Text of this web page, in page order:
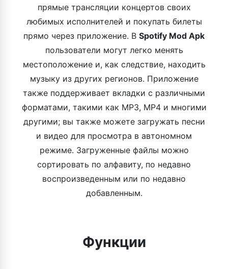
прямые трансляции концертов своих
любимых исполнителей и покупать билеты
прямо через приложение. В Spotify Mod Apk
пользователи могут легко менять
местоположение и, как следствие, находить
музыку из других регионов. Приложение
также поддерживает вкладки с различными
форматами, такими как MP3, MP4 и многими
другими; вы также можете загружать песни
и видео для просмотра в автономном
режиме. Загруженные файлы можно
сортировать по алфавиту, по недавно
воспроизведенным или по недавно
добавленным.
Функции